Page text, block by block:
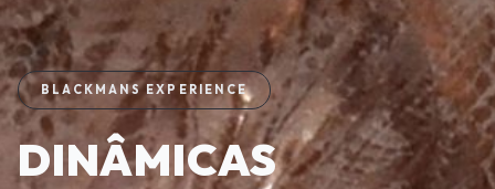
BLACKMANS EXPERIENCE
DINÂMICAS